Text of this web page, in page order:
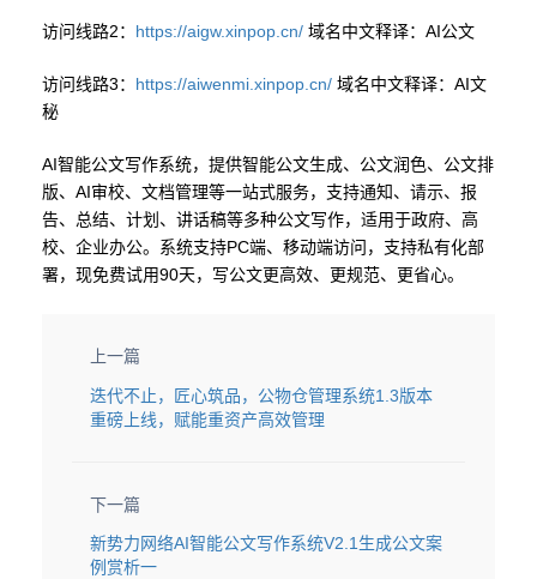
访问线路2： https://aigw.xinpop.cn/ 域名中文释译：AI公文
访问线路3： https://aiwenmi.xinpop.cn/ 域名中文释译：AI文
秘
AI智能公文写作系统，提供智能公文生成、公文润色、公文排
版、AI审校、文档管理等一站式服务，支持通知、请示、报
告、总结、计划、讲话稿等多种公文写作，适用于政府、高
校、企业办公。系统支持PC端、移动端访问，支持私有化部
署，现免费试用90天，写公文更高效、更规范、更省心。
上一篇
迭代不止，匠心筑品，公物仓管理系统1.3版本
重磅上线，赋能重资产高效管理
下一篇
新势力网络AI智能公文写作系统V2.1生成公文案
例赏析一